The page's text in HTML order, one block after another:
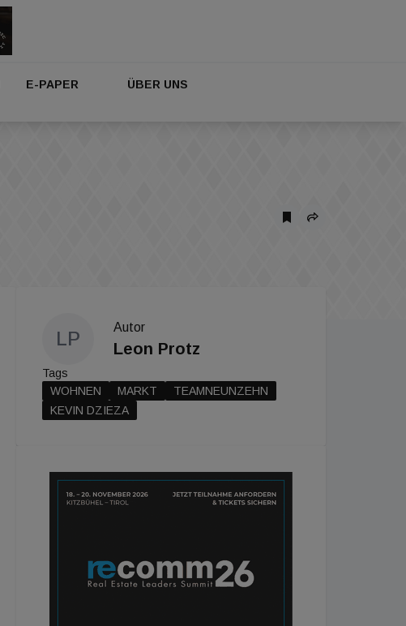
E-PAPER ÜBER UNS
LP
Autor
Leon Protz
Tags
WOHNEN
MARKT
TEAMNEUNZEHN
KEVIN DZIEZA